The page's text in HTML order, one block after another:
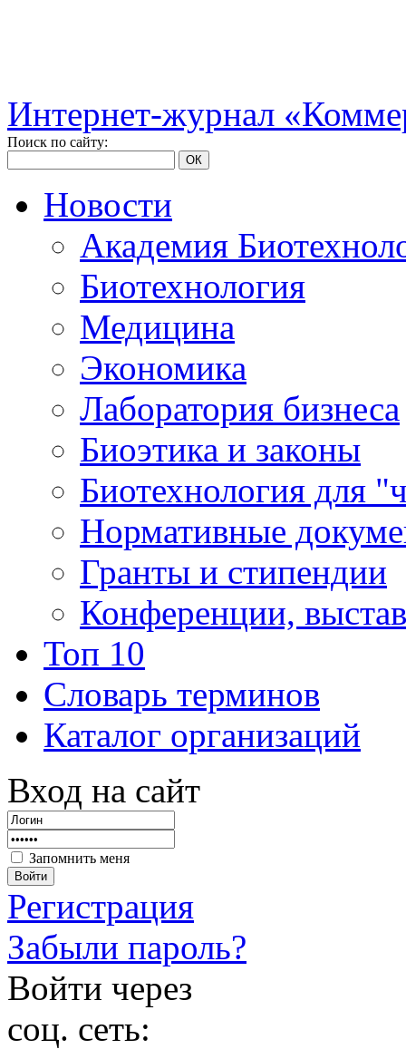
Интернет-журнал
Поиск по сайту:
ОК
Новости
Академия
Биотехнология
Медицина
Экономика
Лаборатория бизнеса
Биоэтика и законы
Биотехнология для
Нормативные
Гранты и стипендии
Конференции,
Топ 10
Словарь терминов
Каталог организаций
Вход на сайт
Запомнить меня
Войти
Регистрация
Забыли пароль?
Войти через
соц. сеть: